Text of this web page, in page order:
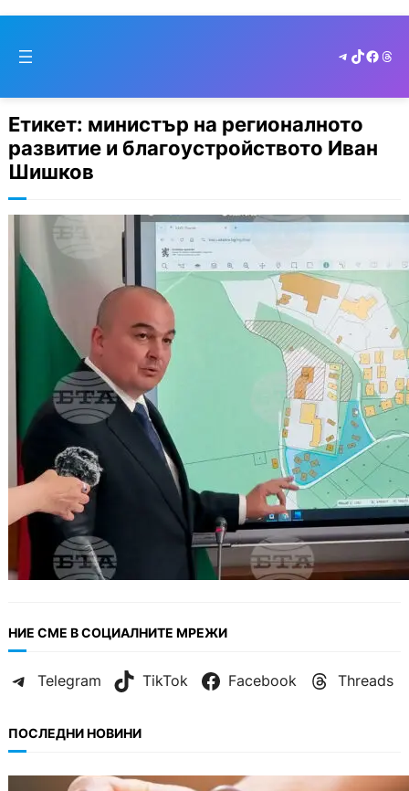
to
Telegram
TikTok
Етикет: министър на регионалното
развитие и благоустройството Иван
Шишков
Скандал край Варна: Беззаконието
в „Баба Алино“.
НИЕ СМЕ В СОЦИАЛНИТЕ МРЕЖИ
Telegram TikTok Facebook Threads
ПОСЛЕДНИ НОВИНИ
ОБЩЕСТВО